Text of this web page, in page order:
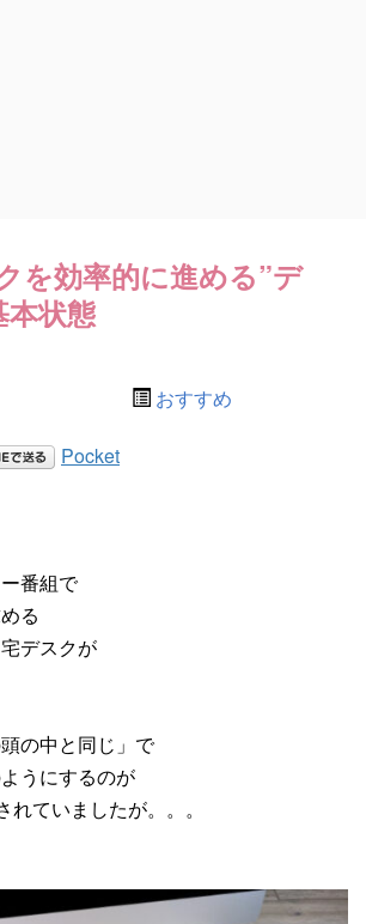
を効率的に進める”デ
本状態
おすすめ
Pocket
番組で
る
デスクが
の中と同じ」で
うにするのが
れていましたが。。。